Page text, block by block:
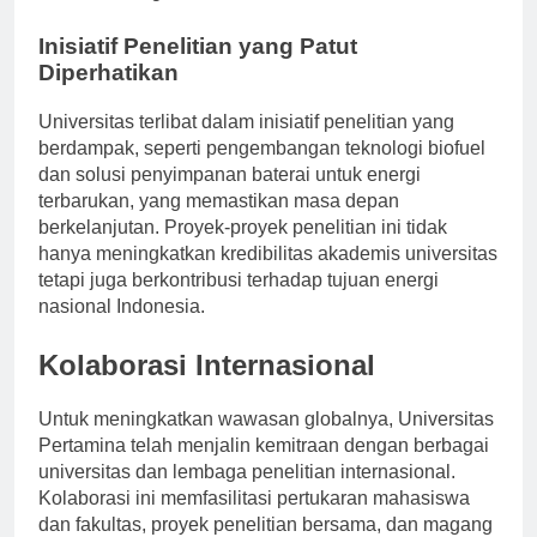
Inisiatif Penelitian yang Patut
Universitas terlibat dalam inisiatif penelitian yang
berdampak, seperti pengembangan teknologi biofuel
dan solusi penyimpanan baterai untuk energi
terbarukan, yang memastikan masa depan
berkelanjutan. Proyek-proyek penelitian ini tidak
hanya meningkatkan kredibilitas akademis universitas
tetapi juga berkontribusi terhadap tujuan energi
Untuk meningkatkan wawasan globalnya, Universitas
Pertamina telah menjalin kemitraan dengan berbagai
universitas dan lembaga penelitian internasional.
Kolaborasi ini memfasilitasi pertukaran mahasiswa